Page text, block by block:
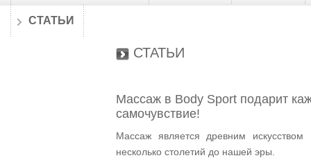
СТАТЬИ
СТАТЬИ
Массаж в Body Sport подарит
самочувствие!
Массаж является древним
несколько столетий до нашей эры.